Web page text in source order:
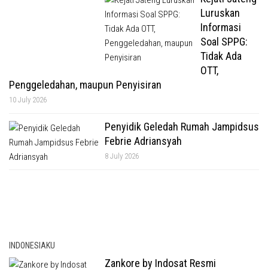
Luruskan
Informasi
Soal SPPG:
Tidak Ada
OTT,
Penggeledahan, maupun Penyisiran
10 July 2026
Penyidik Geledah Rumah Jampidsus
Febrie Adriansyah
8 July 2026
INDONESIAKU
Zankore by Indosat Resmi